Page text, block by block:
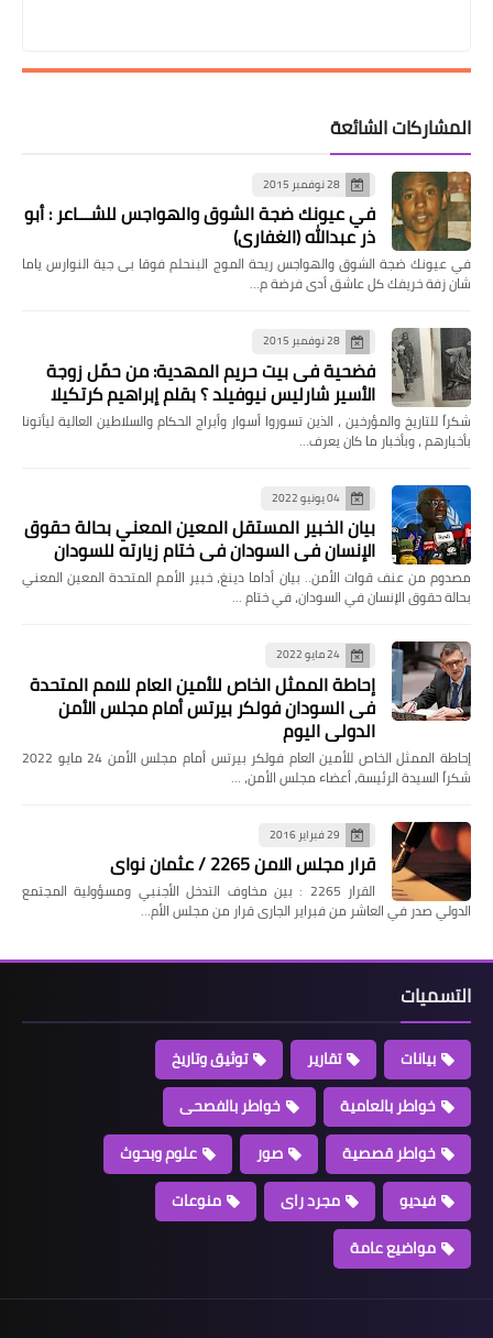
المشاركات الشائعة
28 نوفمبر 2015
في عيونك ضجة الشوق والهواجس للشـــاعر : أبو
ذر عبدالله (الغفاري)
في عيونك ضجة الشوق والهواجس ريحة الموج البنحلم فوقا بى جية النوارس ياما
شان زفة خريفك كل عاشق أدى فرضة م…
28 نوفمبر 2015
فضحية فى بيت حريم المهدية: من حمّل زوجة
الأسير شارليس نيوفيلد ؟ بقلم إبراهيم كرتكيلا
شكراً للتاريخ والمؤرخين ، الذين تسوروا أسوار وأبراج الحكام والسلاطين العالية ليأتونا
بأخبارهم ، وبأخبار ما كان يعرف…
04 يونيو 2022
بيان الخبير المستقل المعين المعني بحالة حقوق
الإنسان في السودان في ختام زيارته للسودان
مصدوم من عنف قوات الأمن.. بيان أداما دينغ، خبير الأمم المتحدة المعين المعني
بحالة حقوق الإنسان في السودان، في ختام …
24 مايو 2022
إحاطة الممثل الخاص للأمين العام للامم المتحدة
فى السودان فولكر بيرتس أمام مجلس الأمن
الدولي اليوم
إحاطة الممثل الخاص للأمين العام فولكر بيرتس أمام مجلس الأمن 24 مايو 2022
شكراً السيدة الرئيسة، أعضاء مجلس الأمن، …
29 فبراير 2016
قرار مجلس الامن 2265 / عثمان نواى
القرار 2265 : بين مخاوف التدخل الأجنبي ومسؤولية المجتمع
الدولي صدر في العاشر من فبراير الجارى قرار من مجلس الأم…
التسميات
بيانات تقارير
توثيق وتاريخ
خواطر بالعامية
خواطر بالفصحى
خواطر قصصية
صور
علوم وبحوث
فيديو
مجرد راى
منوعات
مواضيع عامة